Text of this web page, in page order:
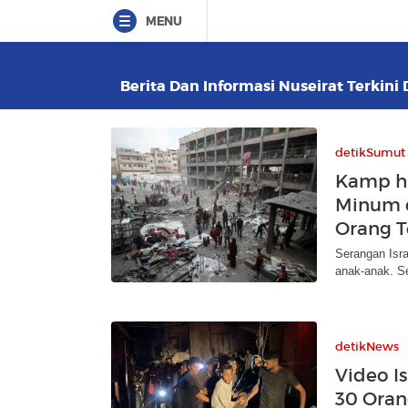
MENU
Berita Dan Informasi Nuseirat Terkini
detikSumut
Kamp
Minum
Orang
Serangan
anak-anak.
detikNews
Video
30